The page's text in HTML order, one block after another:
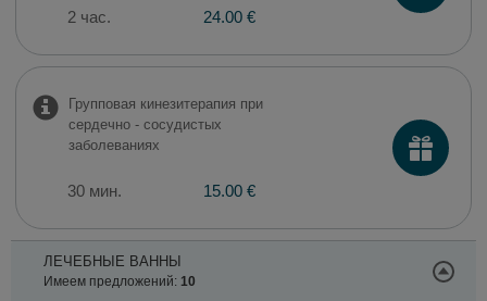
2 час. 24.00 €
Групповая кинезитерапия при
сердечно - сосудистых
заболеваниях
30 мин. 15.00 €
ЛЕЧЕБНЫЕ ВАННЫ
Имеем предложений: 10